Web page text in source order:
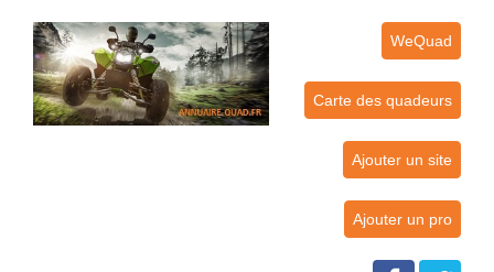
WeQuad
Carte des quadeurs
Ajouter un site
Ajouter un pro